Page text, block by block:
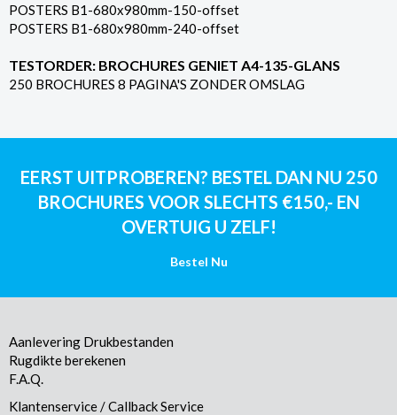
POSTERS B1-680x980mm-150-offset
POSTERS B1-680x980mm-240-offset
TESTORDER: BROCHURES GENIET A4-135-GLANS
250 BROCHURES 8 PAGINA'S ZONDER OMSLAG
EERST UITPROBEREN? BESTEL DAN NU 250
BROCHURES VOOR SLECHTS €150,- EN
OVERTUIG U ZELF!
Bestel Nu
Aanlevering Drukbestanden
Rugdikte berekenen
F.A.Q.
Klantenservice / Callback Service